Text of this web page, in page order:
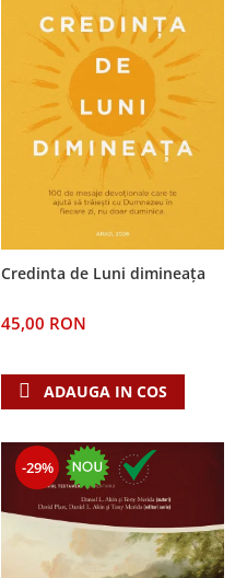
Credinta de Luni dimineața
45,00 RON
ADAUGA IN COS
-29%